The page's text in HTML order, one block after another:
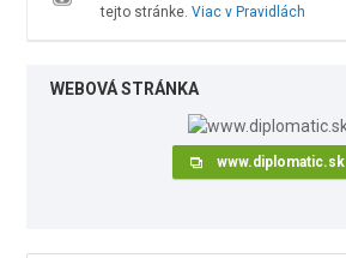
tejto stránke. Viac v Pravidlách
WEBOVÁ STRÁNKA
www.diplomatic.sk